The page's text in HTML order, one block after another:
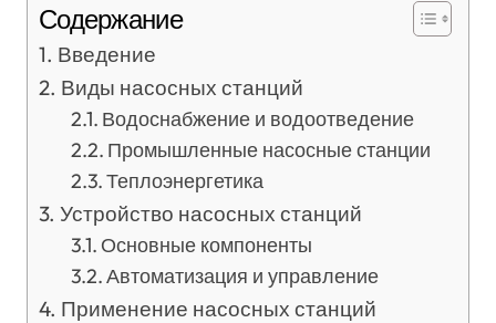
Содержание
Введение
Виды насосных станций
Водоснабжение и водоотведение
Промышленные насосные станции
Теплоэнергетика
Устройство насосных станций
Основные компоненты
Автоматизация и управление
Применение насосных станций